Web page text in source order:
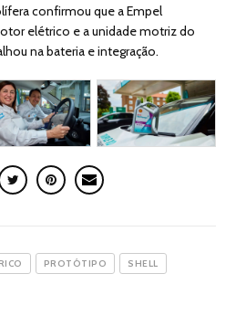
confirmou que a Empel
elétrico e a unidade motriz do
na bateria e integração.
PROTÓTIPO SHELL